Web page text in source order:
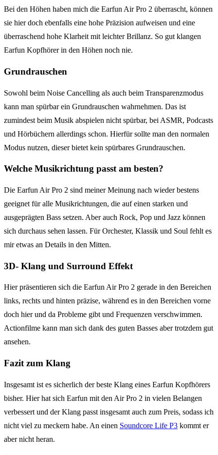
Bei den Höhen haben mich die Earfun Air Pro 2 überrascht, können
sie hier doch ebenfalls eine hohe Präzision aufweisen und eine
überraschend hohe Klarheit mit leichter Brillanz. So gut klangen
Earfun Kopfhörer in den Höhen noch nie.
Grundrauschen
Sowohl beim Noise Cancelling als auch beim Transparenzmodus
kann man spürbar ein Grundrauschen wahrnehmen. Das ist
zumindest beim Musik abspielen nicht spürbar, bei ASMR, Podcasts
und Hörbüchern allerdings schon. Hierfür sollte man den normalen
Modus nutzen, dieser bietet kein spürbares Grundrauschen.
Welche Musikrichtung passt am besten?
Die Earfun Air Pro 2 sind meiner Meinung nach wieder bestens
geeignet für alle Musikrichtungen, die auf einen starken und
ausgeprägten Bass setzen. Aber auch Rock, Pop und Jazz können
sich durchaus sehen lassen. Für Orchester, Klassik und Soul fehlt es
mir etwas an Details in den Mitten.
3D- Klang und Surround Effekt
Hier präsentieren sich die Earfun Air Pro 2 gerade in den Bereichen
links, rechts und hinten präzise, während es in den Bereichen vorne
doch hier und da Probleme gibt und Frequenzen verschwimmen.
Actionfilme kann man sich dank des guten Basses aber trotzdem gut
ansehen.
Fazit zum Klang
Insgesamt ist es sicherlich der beste Klang eines Earfun Kopfhörers
bisher. Hier hat sich Earfun mit den Air Pro 2 in vielen Belangen
verbessert und der Klang passt insgesamt auch zum Preis, sodass ich
nicht viel zu meckern habe. An einen Soundcore Life P3 kommt er
aber nicht heran.